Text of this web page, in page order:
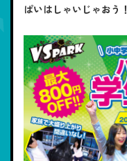
ぱいはしゃいじゃおう！